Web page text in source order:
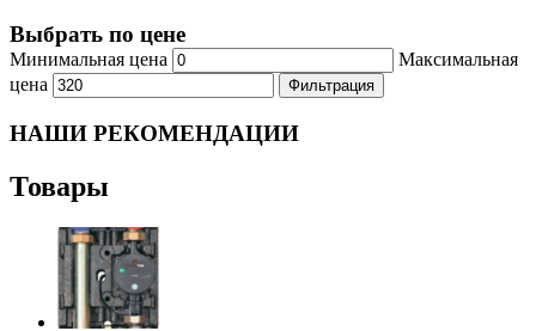
Выбрать по цене
Минимальная цена
Максимальная
цена
Фильтрация
НАШИ РЕКОМЕНДАЦИИ
Товары